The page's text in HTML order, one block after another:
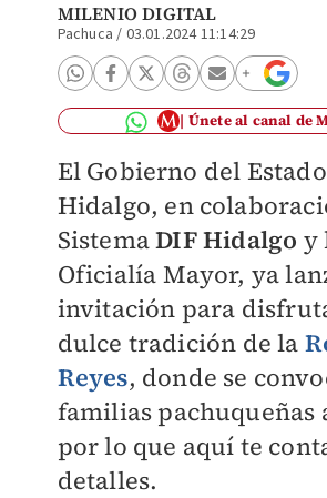
MILENIO DIGITAL
Pachuca / 03.01.2024 11:14:29
Únete al canal de
El Gobierno del
Hidalgo, en
SistemaDIF Hidalgo y
Oficialía Mayor, ya
invitación para
dulce tradición de la
Reyes, donde se
familias pachuqueñas
por lo que aquí te
detalles.